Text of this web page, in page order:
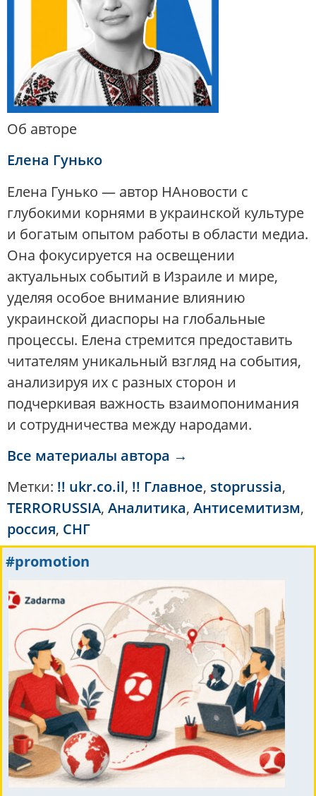
Об авторе
Елена Гунько
Елена Гунько — автор НАновости с
глубокими корнями в украинской культуре
и богатым опытом работы в области медиа.
Она фокусируется на освещении
актуальных событий в Израиле и мире,
уделяя особое внимание влиянию
украинской диаспоры на глобальные
процессы. Елена стремится предоставить
читателям уникальный взгляд на события,
анализируя их с разных сторон и
подчеркивая важность взаимопонимания
и сотрудничества между народами.
Все материалы автора →
Метки: !! ukr.co.il, !! Главное, stoprussia,
TERRORUSSIA, Аналитика, Антисемитизм,
россия, СНГ
#promotion